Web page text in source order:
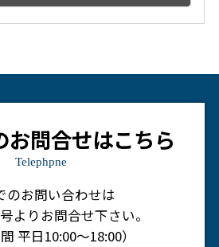
お問合せはこちら
Telephpne
のお問い合わせは
よりお問合せ下さい。
平日10:00～18:00）